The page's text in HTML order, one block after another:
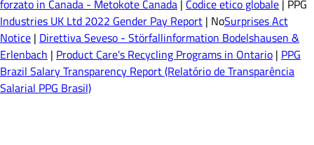
forzato in Canada - Metokote Canada | Codice etico globale | PPG
Industries UK Ltd 2022 Gender Pay Report | NoSurprises Act
Notice | Direttiva Seveso - Störfallinformation Bodelshausen &
Erlenbach | Product Care's Recycling Programs in Ontario | PPG
Brazil Salary Transparency Report (Relatório de Transparência
Salarial PPG Brasil)